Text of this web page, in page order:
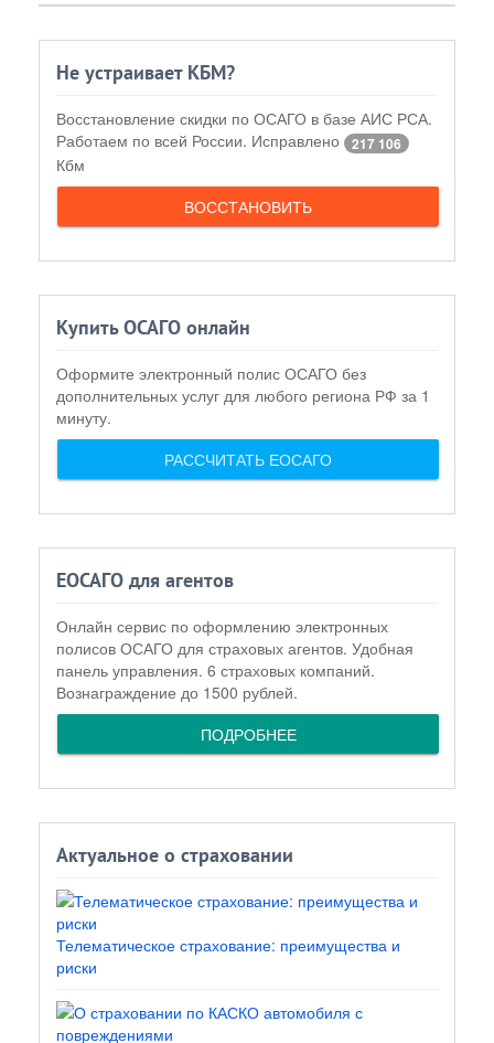
Не устраивает КБМ?
Восстановление скидки по ОСАГО в базе АИС РСА.
Работаем по всей России. Исправлено
217 106
Кбм
ВОССТАНОВИТЬ
Купить ОСАГО онлайн
Оформите электронный полис ОСАГО без
дополнительных услуг для любого региона РФ за 1
минуту.
РАССЧИТАТЬ ЕОСАГО
ЕОСАГО для агентов
Онлайн сервис по оформлению электронных
полисов ОСАГО для страховых агентов. Удобная
панель управления. 6 страховых компаний.
Вознаграждение до 1500 рублей.
ПОДРОБНЕЕ
Актуальное о страховании
Телематическое страхование: преимущества и
риски